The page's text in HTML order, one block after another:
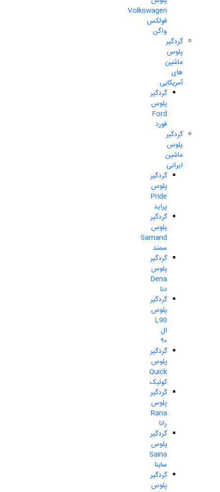
Volkswagen
فولکس
واگن
گردگیر
پلوس
ماشین
های
آمریکایی
گردگیر
پلوس
Ford
فورد
گردگیر
پلوس
ماشین
ایرانی
گردگیر
پلوس
Pride
پراید
گردگیر
پلوس
Samand
سمند
گردگیر
پلوس
Dena
دنا
گردگیر
پلوس
L90
ال
۹۰
گردگیر
پلوس
Quick
کوئیک
گردگیر
پلوس
Rana
رانا
گردگیر
پلوس
Saina
ساینا
گردگیر
پلوس